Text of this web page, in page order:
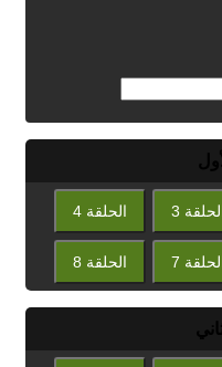
3 الحلقة 4
7 الحلقة 8